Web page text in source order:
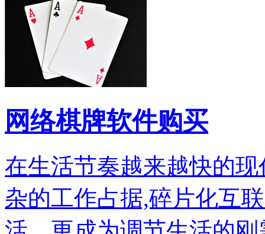
网络棋牌软件购买
在生活节奏越来越快的
杂的工作占据,碎片化互